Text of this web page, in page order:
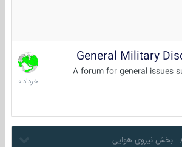
General Military
A forum for general
10
خرداد
1400